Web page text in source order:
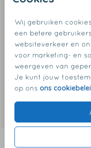
Wij gebruiken
een betere
websiteverkeer en
voor marketing- en
weergeven van
Je kunt jouw
op ons ons
Dit vind je